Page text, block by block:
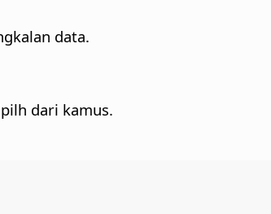
data.
dari kamus.